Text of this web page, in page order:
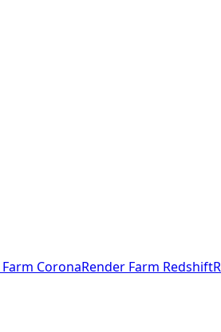
CoronaRender Farm Redshift